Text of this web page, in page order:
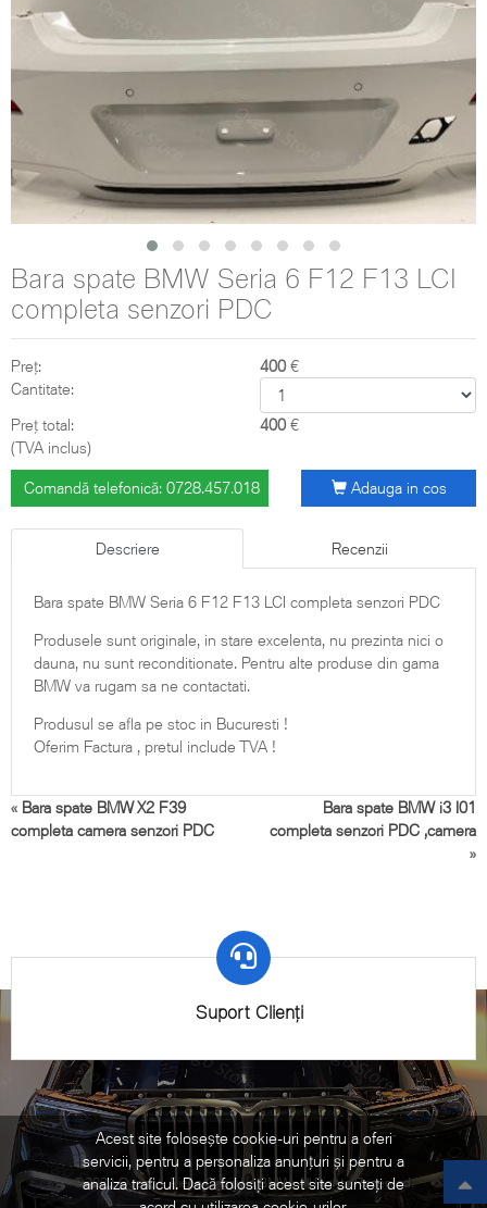
Bara spate BMW Seria 6 F12 F13 LCI
completa senzori PDC
Preț: 400€
Cantitate:
Preț total:
(TVA inclus)
400€
Comandă telefonică: 0728.457.018 Adauga in cos
Descriere Recenzii
Bara spate BMW Seria 6 F12 F13 LCI completa senzori PDC
Produsele sunt originale, in stare excelenta, nu prezinta nici o
dauna, nu sunt reconditionate. Pentru alte produse din gama
BMW va rugam sa ne contactati.
Produsul se afla pe stoc in Bucuresti !
Oferim Factura , pretul include TVA !
« Bara spate BMW X2 F39
completa camera senzori PDC
Bara spate BMW i3 I01
completa senzori PDC ,camera
»
Suport Clienți
©2021 Ovego - Piese Originale BMW. All Rights Reserved.
Acest site folosește cookie-uri pentru a oferi
servicii, pentru a personaliza anunțuri și pentru a
analiza traficul. Dacă folosiți acest site sunteți de